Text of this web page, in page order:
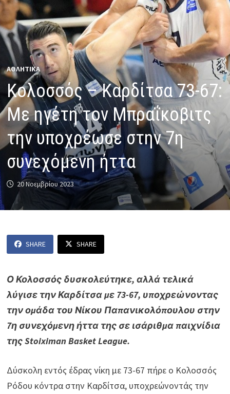
ΑΘΛΗΤΙΚΑ
Κολοσσός – Καρδίτσα 73-67:
Με ηγέτη τον Μπραΐκοβιτς
την υποχρέωσε στην 7η
συνεχόμενη ήττα
20 Νοεμβρίου 2023
SHARE SHARE
Ο Κολοσσός δυσκολεύτηκε, αλλά τελικά
λύγισε την Καρδίτσα με 73-67, υποχρεώνοντας
την ομάδα του Νίκου Παπανικολόπουλου στην
7η συνεχόμενη ήττα της σε ισάριθμα παιχνίδια
της Stoiximan Basket League.
Δύσκολη εντός έδρας νίκη με 73-67 πήρε ο Κολοσσός
Ρόδου κόντρα στην Καρδίτσα, υποχρεώνοντάς την